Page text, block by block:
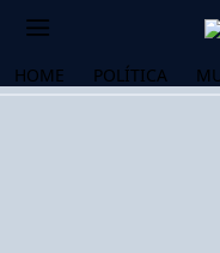
HOME POLÍTICA